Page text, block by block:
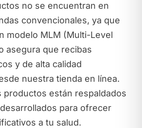
no se encuentran en
convencionales, ya que
modelo MLM (Multi-Level
asegura que recibas
y de alta calidad
nuestra tienda en línea.
productos están respaldados
para ofrecer
a tu salud.